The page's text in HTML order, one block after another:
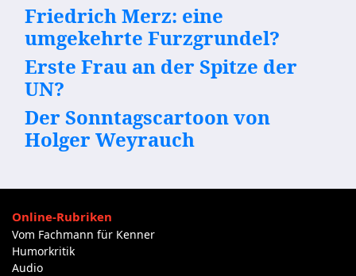
Friedrich Merz: eine
umgekehrte Furzgrundel?
Erste Frau an der Spitze der
UN?
Der Sonntagscartoon von
Holger Weyrauch
Online-Rubriken
Vom Fachmann für Kenner
Humorkritik
Audio